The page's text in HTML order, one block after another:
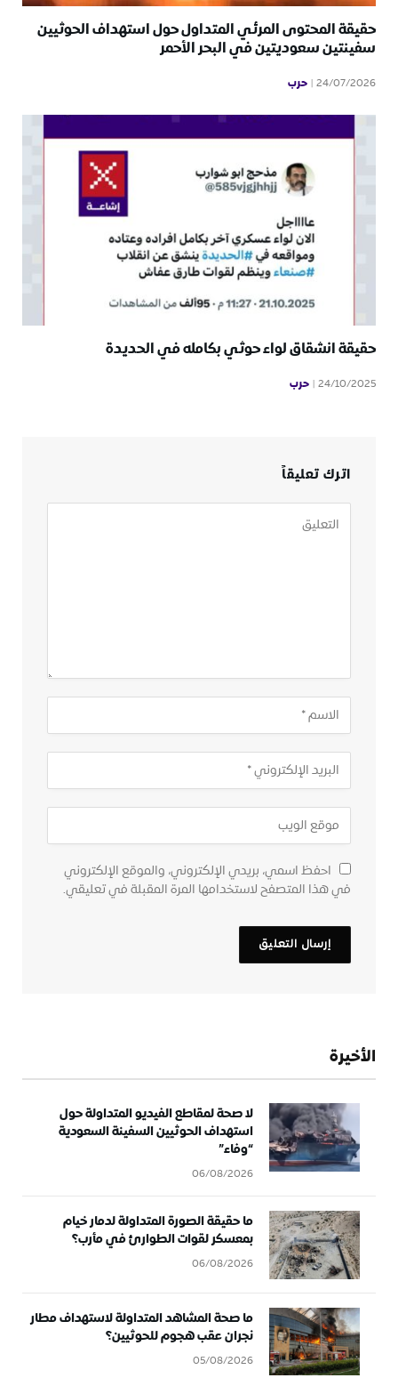
حقيقة المحتوى المرئي المتداول حول استهداف الحوثيين
سفينتين سعوديتين في البحر الأحمر
24/07/2026 حرب
حقيقة انشقاق لواء حوثي بكامله في الحديدة
24/10/2025 حرب
اترك تعليقاً
احفظ اسمي، بريدي الإلكتروني، والموقع الإلكتروني
في هذا المتصفح لاستخدامها المرة المقبلة في تعليقي.
الأخيرة
لا صحة لمقاطع الفيديو المتداولة حول
استهداف الحوثيين السفينة السعودية
“وفاء”
06/08/2026
ما حقيقة الصورة المتداولة لدمار خيام
بمعسكر لقوات الطوارئ في مأرب؟
06/08/2026
ما صحة المشاهد المتداولة لاستهداف مطار
نجران عقب هجوم للحوثيين؟
05/08/2026